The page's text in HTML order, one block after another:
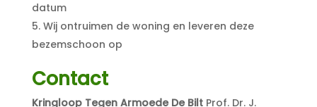
datum
Wij ontruimen de woning en leveren deze
bezemschoon op
Contact
Kringloop Tegen Armoede De BiltProf. Dr. J.